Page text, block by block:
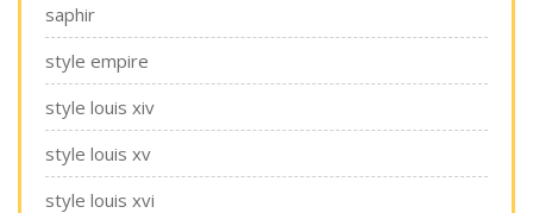
saphir
style empire
style louis xiv
style louis xv
style louis xvi